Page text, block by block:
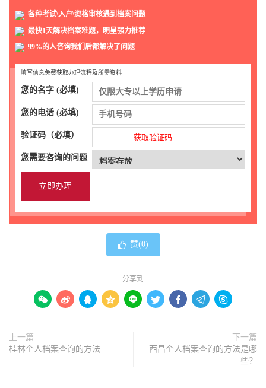
各种考试\入户\资格审核遇到档案问题
最快1天解决档案难题，明星强力推荐
99%的人咨询我们后都解决了问题
填写信息免费获取办理流程及所需资料
您的名字 (必填)
您的电话 (必填)
验证码（必填） 获取验证码
您需要咨询的问题
赞(0)
分享到
        
上一篇
桂林个人档案查询的方法
下一篇
西昌个人档案查询的方法是哪
些？